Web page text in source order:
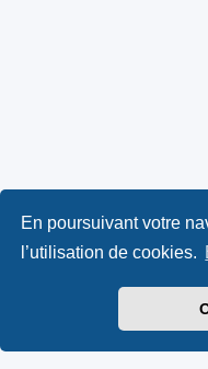
En poursuivant votre
l’utilisation de cookies.